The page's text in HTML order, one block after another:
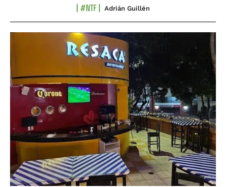
#NTF Adrián Guillén